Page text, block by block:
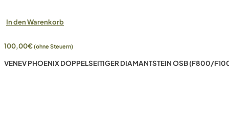
In den Warenkorb
100,00€(ohne Steuern)
VENEV PHOENIX DOPPELSEITIGER DIAMANTSTEIN OSB (F800/